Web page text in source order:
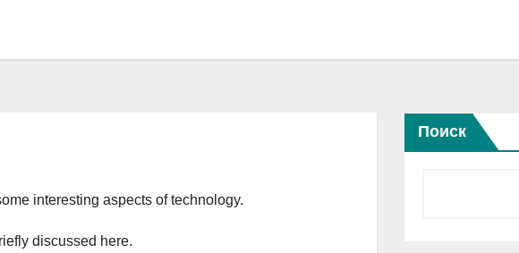
interesting aspects of technology.
discussed here.
Поиск